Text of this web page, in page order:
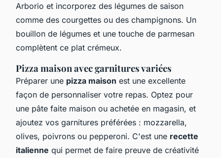
Arborio et incorporez des légumes de saison
comme des courgettes ou des champignons. Un
bouillon de légumes et une touche de parmesan
complètent ce plat crémeux.
Pizza maison avec garnitures variées
Préparer une pizza maison est une excellente
façon de personnaliser votre repas. Optez pour
une pâte faite maison ou achetée en magasin, et
ajoutez vos garnitures préférées : mozzarella,
olives, poivrons ou pepperoni. C'est une recette
italienne qui permet de faire preuve de créativité